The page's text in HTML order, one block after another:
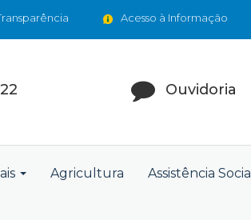
Acesso à Informação
Ouvidoria
Agricultura Assistência Social